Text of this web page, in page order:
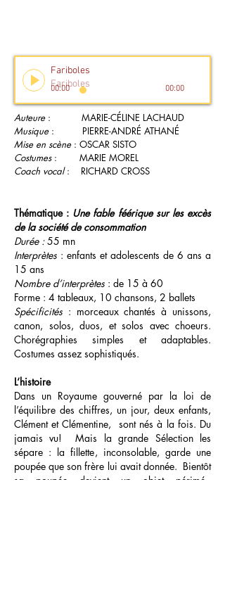
Fariboles
Fariboles
00:00 00:00
Auteure : MARIE-CÉLINE LACHAUD
Musique: PIERRE-ANDRÉ ATHANÉ
Mise en scène: OSCAR SISTO
Costumes : MARIE MOREL
Coach vocal: RICHARD CROSS
Thématique : Une fable féérique sur les excès
de la société de consommation
Durée :55 mn
Interprètes : enfants et adolescents de 6 ans a
15 ans
Nombre d’interprètes : de 15 à 60
Forme : 4 tableaux, 10 chansons, 2 ballets
Spécificités : morceaux chantés à unissons,
canon, solos, duos, et solos avec choeurs.
Chorégraphies simples et adaptables.
Costumes assez sophistiqués.
L‘histoire
Dans un Royaume gouverné par la loi de
l’équilibre des chiffres, un jour, deux enfants,
Clément et Clémentine, sont nés à la fois. Du
jamais vu! Mais la grande Sélection les
sépare : la fillette, inconsolable, garde une
poupée que son frère lui avait donnée. Bientôt
sa poupée devient un objet périmé.